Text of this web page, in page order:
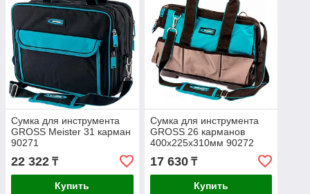
Сумка для инструмента
GROSS Meister 31 карман
90271
22 322 ₸
Купить
Сумка для инструмента
GROSS 26 карманов
400х225х310мм 90272
17 630₸
Купить